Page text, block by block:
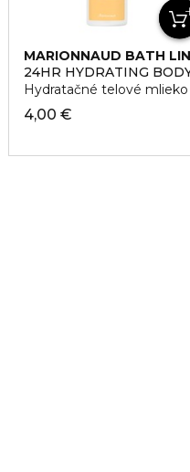
MARIONNAUD BATH
24HR HYDRATING
Hydratačné telové mlieko
4,00 €